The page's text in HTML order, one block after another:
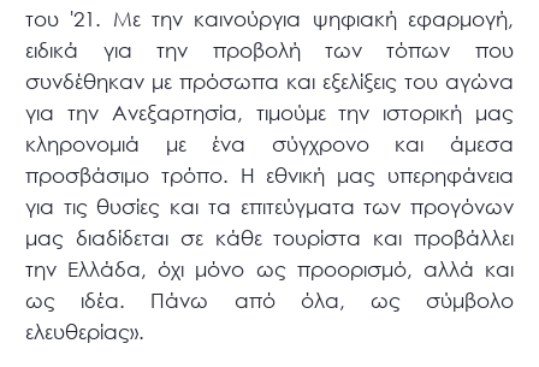
του '21. Με την καινούργια ψηφιακή εφαρμογή,
ειδικά για την προβολή των τόπων που
συνδέθηκαν με πρόσωπα και εξελίξεις του αγώνα
για την Ανεξαρτησία, τιμούμε την ιστορική μας
κληρονομιά με ένα σύγχρονο και άμεσα
προσβάσιμο τρόπο. Η εθνική μας υπερηφάνεια
για τις θυσίες και τα επιτεύγματα των προγόνων
μας διαδίδεται σε κάθε τουρίστα και προβάλλει
την Ελλάδα, όχι μόνο ως προορισμό, αλλά και
ως ιδέα. Πάνω από όλα, ως σύμβολο
ελευθερίας».